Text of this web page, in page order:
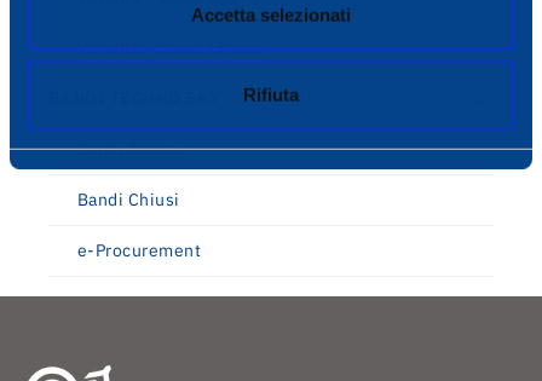
Accetta selezionati
Rifiuta
Vendite - Bandi Chiusi
Bandi Aperti
Bandi Chiusi
e-Procurement